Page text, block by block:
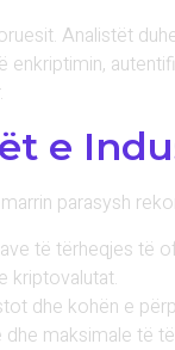
Analistët
e
parasysh
të tërheqjes të
kriptovalutat.
dhe kohën e
maksimale të